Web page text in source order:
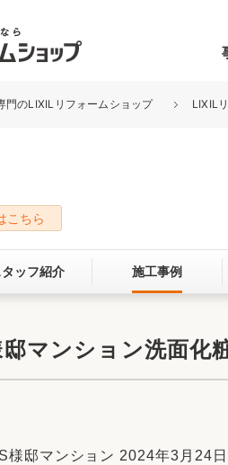
を探す
トイレ
ルコニー ガーデンスペース
ショップについて
・品質改善の取り組み
門のLIXILリフォームショップ LIXIL
こちら
タッフ紹介 施工事例
マンション洗面
様邸マンション 2024年3月24日